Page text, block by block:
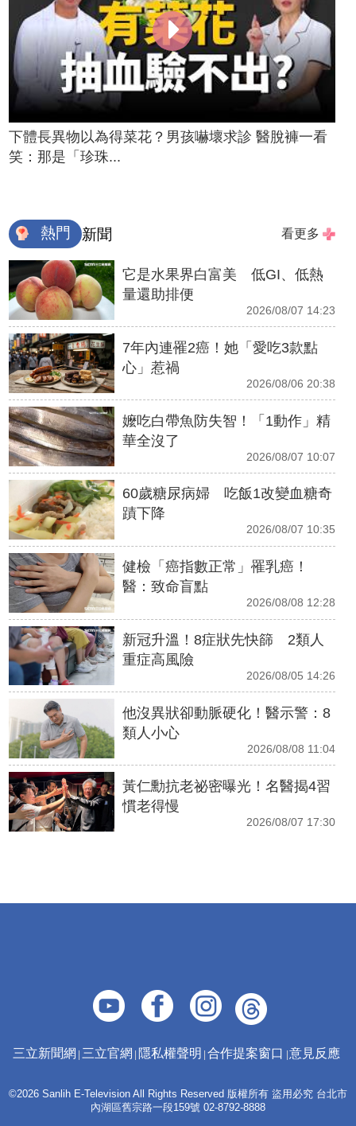
下體長異物以為得菜花？男孩嚇壞求診 醫脫褲一看
笑：那是「珍珠...
熱門 新聞 看更多
它是水果界白富美 低GI、低熱
量還助排便
2026/08/07 14:23
7年內連罹2癌！她「愛吃3款點
心」惹禍
2026/08/06 20:38
嬤吃白帶魚防失智！「1動作」精
華全沒了
2026/08/07 10:07
60歲糖尿病婦 吃飯1改變血糖奇
蹟下降
2026/08/07 10:35
健檢「癌指數正常」罹乳癌！
醫：致命盲點
2026/08/08 12:28
新冠升溫！8症狀先快篩 2類人
重症高風險
2026/08/05 14:26
他沒異狀卻動脈硬化！醫示警：8
類人小心
2026/08/08 11:04
黃仁勳抗老祕密曝光！名醫揭4習
慣老得慢
2026/08/07 17:30
三立新聞網 三立官網 隱私權聲明 合作提案窗口 意見反應
©2026 Sanlih E-Television All Rights Reserved 版權所有 盜用必究 台北市
內湖區舊宗路一段159號 02-8792-8888